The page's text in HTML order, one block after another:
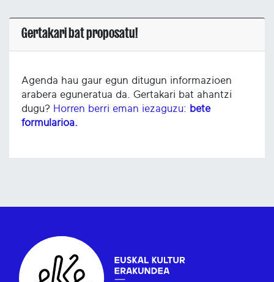
Gertakari bat proposatu!
Agenda hau gaur egun ditugun informazioen
arabera eguneratua da. Gertakari bat ahantzi
dugu? Horren berri eman iezaguzu: bete
formularioa.